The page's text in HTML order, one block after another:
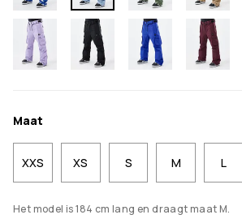
Maat
XXS XS S M L
Het model is 184 cm lang en draagt maat M.